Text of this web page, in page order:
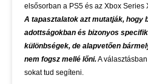
elsősorban a PS5 és az Xbox Series
A tapasztalatok azt mutatják, hogy
adottságokban és bizonyos
különbségek, de alapvetően
nem fogsz mellé lőni.A
sokat tud segíteni.